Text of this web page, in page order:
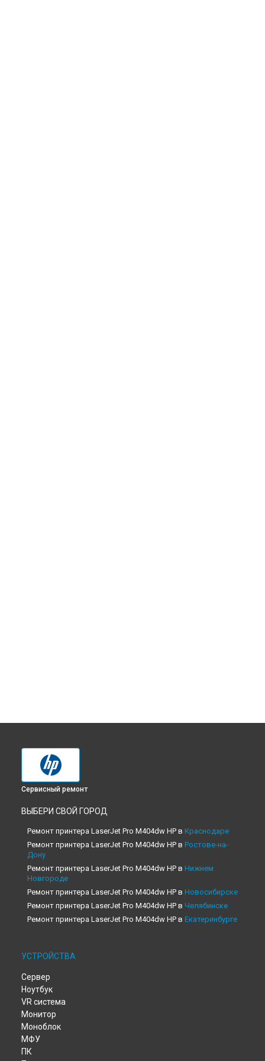
Сервисный ремонт
ВЫБЕРИ СВОЙ ГОРОД
Ремонт принтера LaserJet Pro M404dw HP в Краснодаре
Ремонт принтера LaserJet Pro M404dw HP в Ростове-на-
Дону
Ремонт принтера LaserJet Pro M404dw HP в Нижнем
Новгороде
Ремонт принтера LaserJet Pro M404dw HP в Новосибирске
Ремонт принтера LaserJet Pro M404dw HP в Челябинске
Ремонт принтера LaserJet Pro M404dw HP в Екатеринбурге
Ремонт принтера LaserJet Pro M404dw HP в
Ремонт принтера LaserJet Pro M404dw HP в
Ремонт принтера LaserJet Pro M404dw HP в
Ремонт принтера LaserJet Pro M404dw HP в
Ремонт принтера LaserJet Pro M404dw HP в
Ремонт принтера LaserJet Pro M404dw HP в
Ремонт принтера LaserJet Pro M404dw HP в
Ремонт принтера LaserJet Pro M404dw HP в
УСТРОЙСТВА
Сервер
Ноутбук
VR система
Монитор
Моноблок
МФУ
ПК